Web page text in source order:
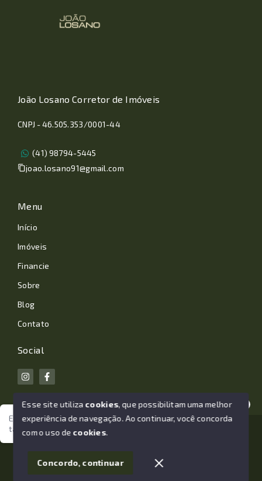
Estamos aqui para te ajudar. Vamos juntos nessa jornada
tão importante da sua vida?
João Losano Corretor de Imóveis
CNPJ - 46.505.353/0001-44
(41) 98794-5445
joao.losano91@gmail.com
Menu
Início
Imóveis
Financie
Sobre
Blog
Contato
Social
© Copyright 2026 - João Losano Corretor de Imóveis -
SITE PARA IMOBILIARIA
Esse site utiliza cookies, que possibilitam uma melhor
experiência de navegação.Ao continuar, você concorda
com o uso de cookies.
Concordo, continuar